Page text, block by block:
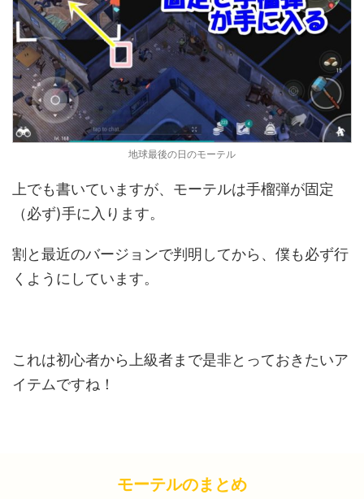
地球最後の日のモーテル
上でも書いていますが、モーテルは手榴弾が固定
（必ず)手に入ります。
割と最近のバージョンで判明してから、僕も必ず行
くようにしています。
これは初心者から上級者まで是非とっておきたいア
イテムですね！
モーテルのまとめ